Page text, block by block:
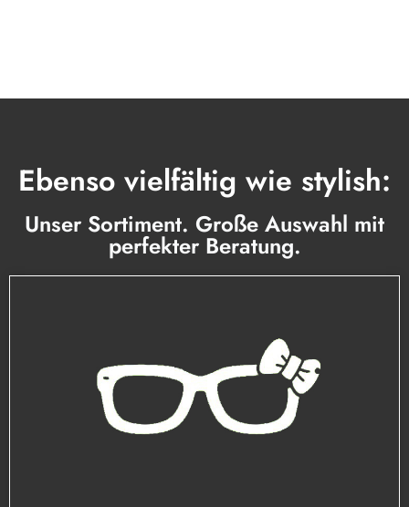
Ebenso vielfältig wie stylish:
Unser Sortiment. Große Auswahl mit
perfekter Beratung.